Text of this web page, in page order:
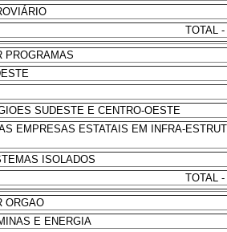
TOTAL
PROGRAMAS
SUDESTE E CENTRO-OESTE
EMPRESAS ESTATAIS EM INFRA-
ISOLADOS
TOTAL
ORGAO
E ENERGIA